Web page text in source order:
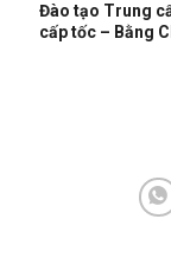
Đào tạo Trung
cấp tốc – Bằng